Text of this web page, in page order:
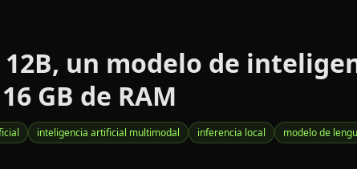
12B, un modelo de
GB de RAM
inteligencia artificial multimodal inferencia local modelo de